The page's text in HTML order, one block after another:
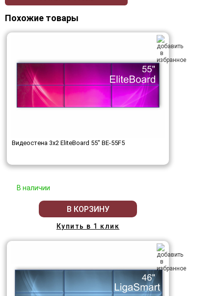
Похожие товары
Видеостена 3x2 EliteBoard 55" BE-55F5
В наличии
В КОРЗИНУ
Купить в 1 клик